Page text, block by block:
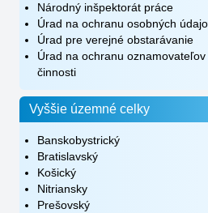
Národný inšpektorát práce
Úrad na ochranu osobných
Úrad pre verejné obstarávanie
Úrad na ochranu
činnosti
Vyššie územné celky
Banskobystrický
Bratislavský
Košický
Nitriansky
Prešovský